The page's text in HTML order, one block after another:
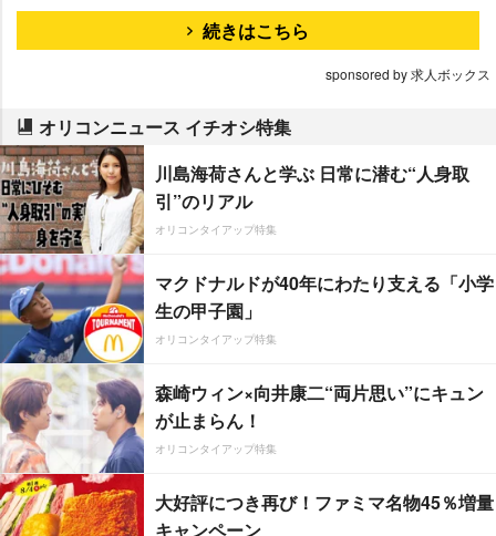
続きはこちら
sponsored by 求人ボックス
オリコンニュース イチオシ特集
川島海荷さんと学ぶ 日常に潜む“人身取
引”のリアル
オリコンタイアップ特集
マクドナルドが40年にわたり支える「小学
生の甲子園」
オリコンタイアップ特集
森崎ウィン×向井康二“両片思い”にキュン
が止まらん！
オリコンタイアップ特集
大好評につき再び！ファミマ名物45％増量
キャンペーン